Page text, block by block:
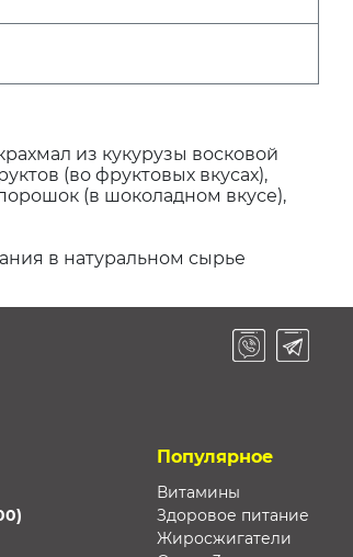
из кукурузы восковой
(во фруктовых вкусах),
(в шоколадном вкусе),
в натуральном сырье
Популярное
Витамины
Здоровое питание
Жиросжигатели